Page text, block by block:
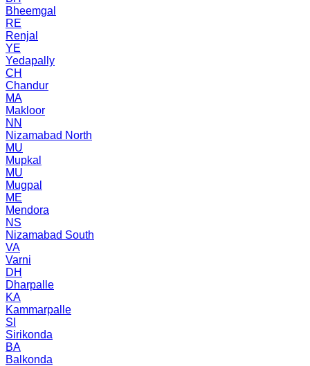
Bheemgal
RE
Renjal
YE
Yedapally
CH
Chandur
MA
Makloor
NN
Nizamabad North
MU
Mupkal
MU
Mugpal
ME
Mendora
NS
Nizamabad South
VA
Varni
DH
Dharpalle
KA
Kammarpalle
SI
Sirikonda
BA
Balkonda